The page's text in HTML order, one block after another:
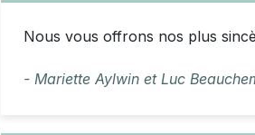
Nous vous offrons nos plus
- Mariette Aylwin et Luc